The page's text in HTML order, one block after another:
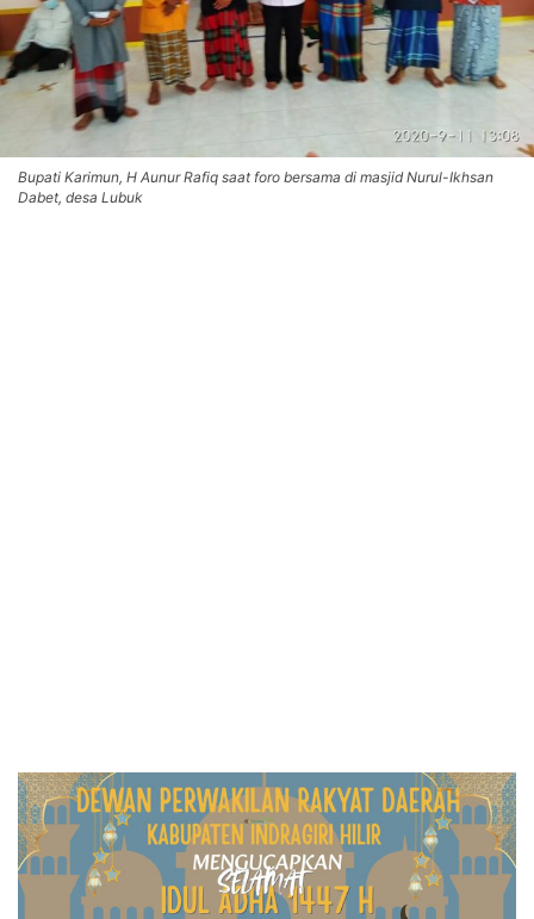
Bupati Karimun, H Aunur Rafiq saat foro bersama di masjid Nurul-Ikhsan
Dabet, desa Lubuk